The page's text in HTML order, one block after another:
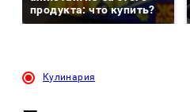
продукта: что купить?
Кулинария